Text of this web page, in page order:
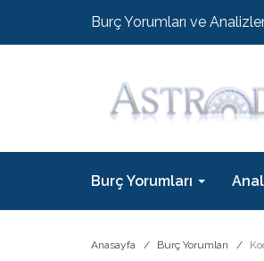
Burç Yorumları ve
Burç Yorumları
Anasayfa Burç Yorumları